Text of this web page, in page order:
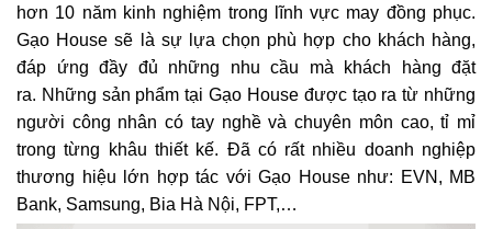
hơn 10 năm kinh nghiệm trong lĩnh vực may đồng phục.
Gạo House sẽ là sự lựa chọn phù hợp cho khách hàng,
đáp ứng đầy đủ những nhu cầu mà khách hàng đặt
ra. Những sản phẩm tại Gạo House được tạo ra từ những
người công nhân có tay nghề và chuyên môn cao, tỉ mỉ
trong từng khâu thiết kế. Đã có rất nhiều doanh nghiệp
thương hiệu lớn hợp tác với Gạo House như: EVN, MB
Bank, Samsung, Bia Hà Nội, FPT,…